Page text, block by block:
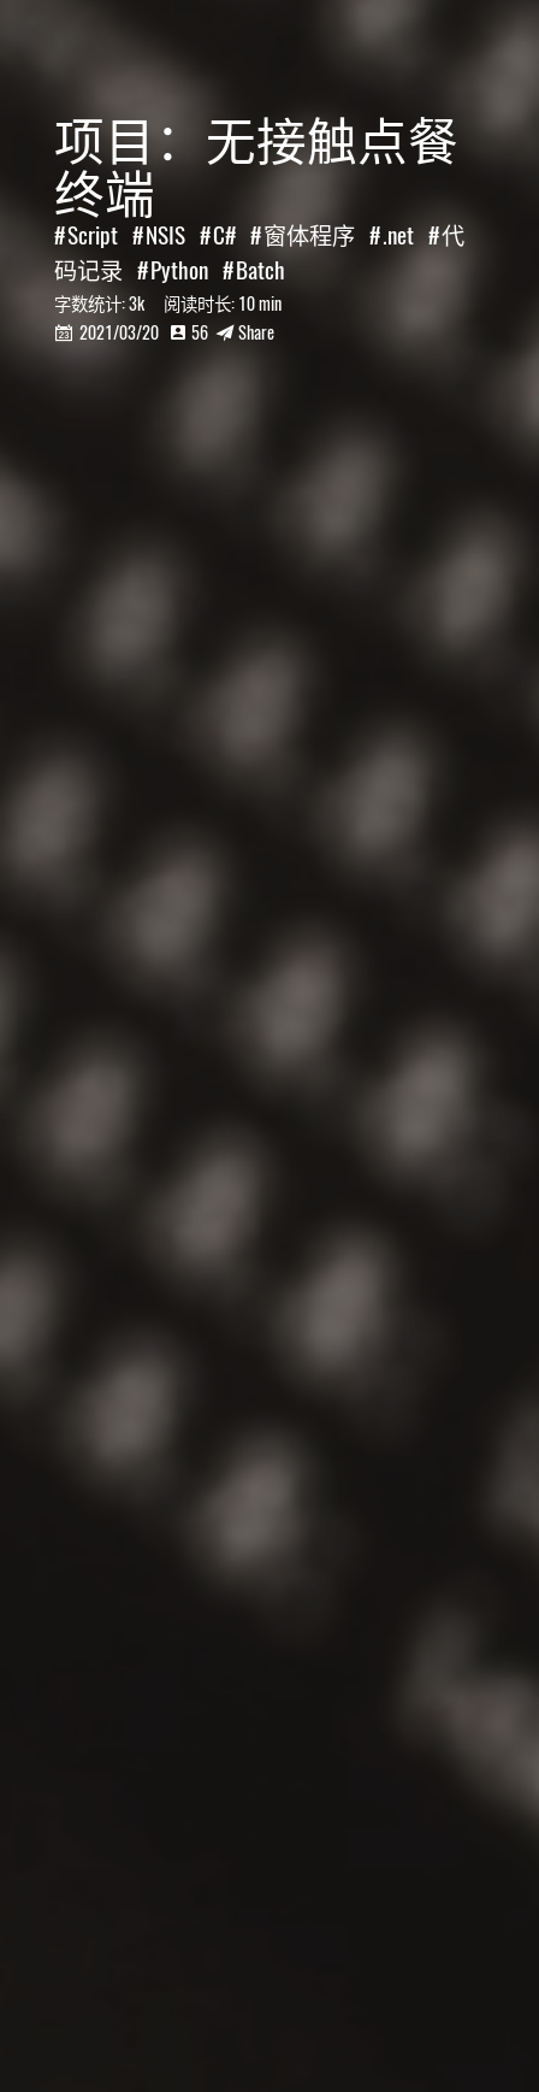
项目：无接触点餐
终端
Script NSIS C# 窗体程序 .net
代
码记录
Python Batch
字数统计:3k 阅读时长:10 min
 2021/03/20  56 Share